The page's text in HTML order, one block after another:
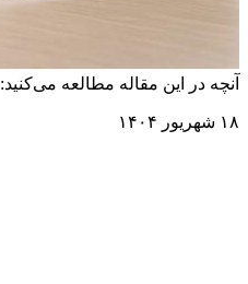
آنچه در این مقاله مطالعه می‌کنید:
۱۸ شهریور ۱۴۰۴